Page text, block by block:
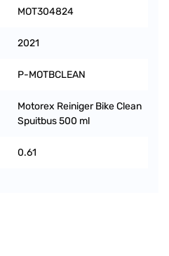
MOT304824
2021
P-MOTBCLEAN
Motorex Reiniger Bike Clean
Spuitbus 500 ml
0.61